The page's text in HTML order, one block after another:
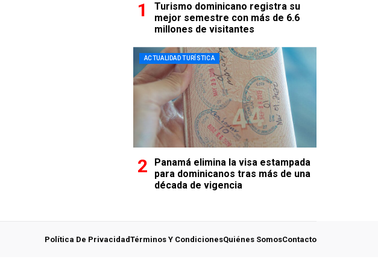
Turismo dominicano registra su
mejor semestre con más de 6.6
millones de visitantes
ACTUALIDAD TURÍSTICA
Panamá elimina la visa estampada
para dominicanos tras más de una
década de vigencia
Política De PrivacidadTérminos Y CondicionesQuiénes SomosContacto